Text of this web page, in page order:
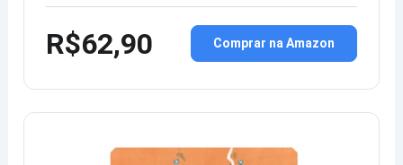
R$62,90 Comprar na Amazon